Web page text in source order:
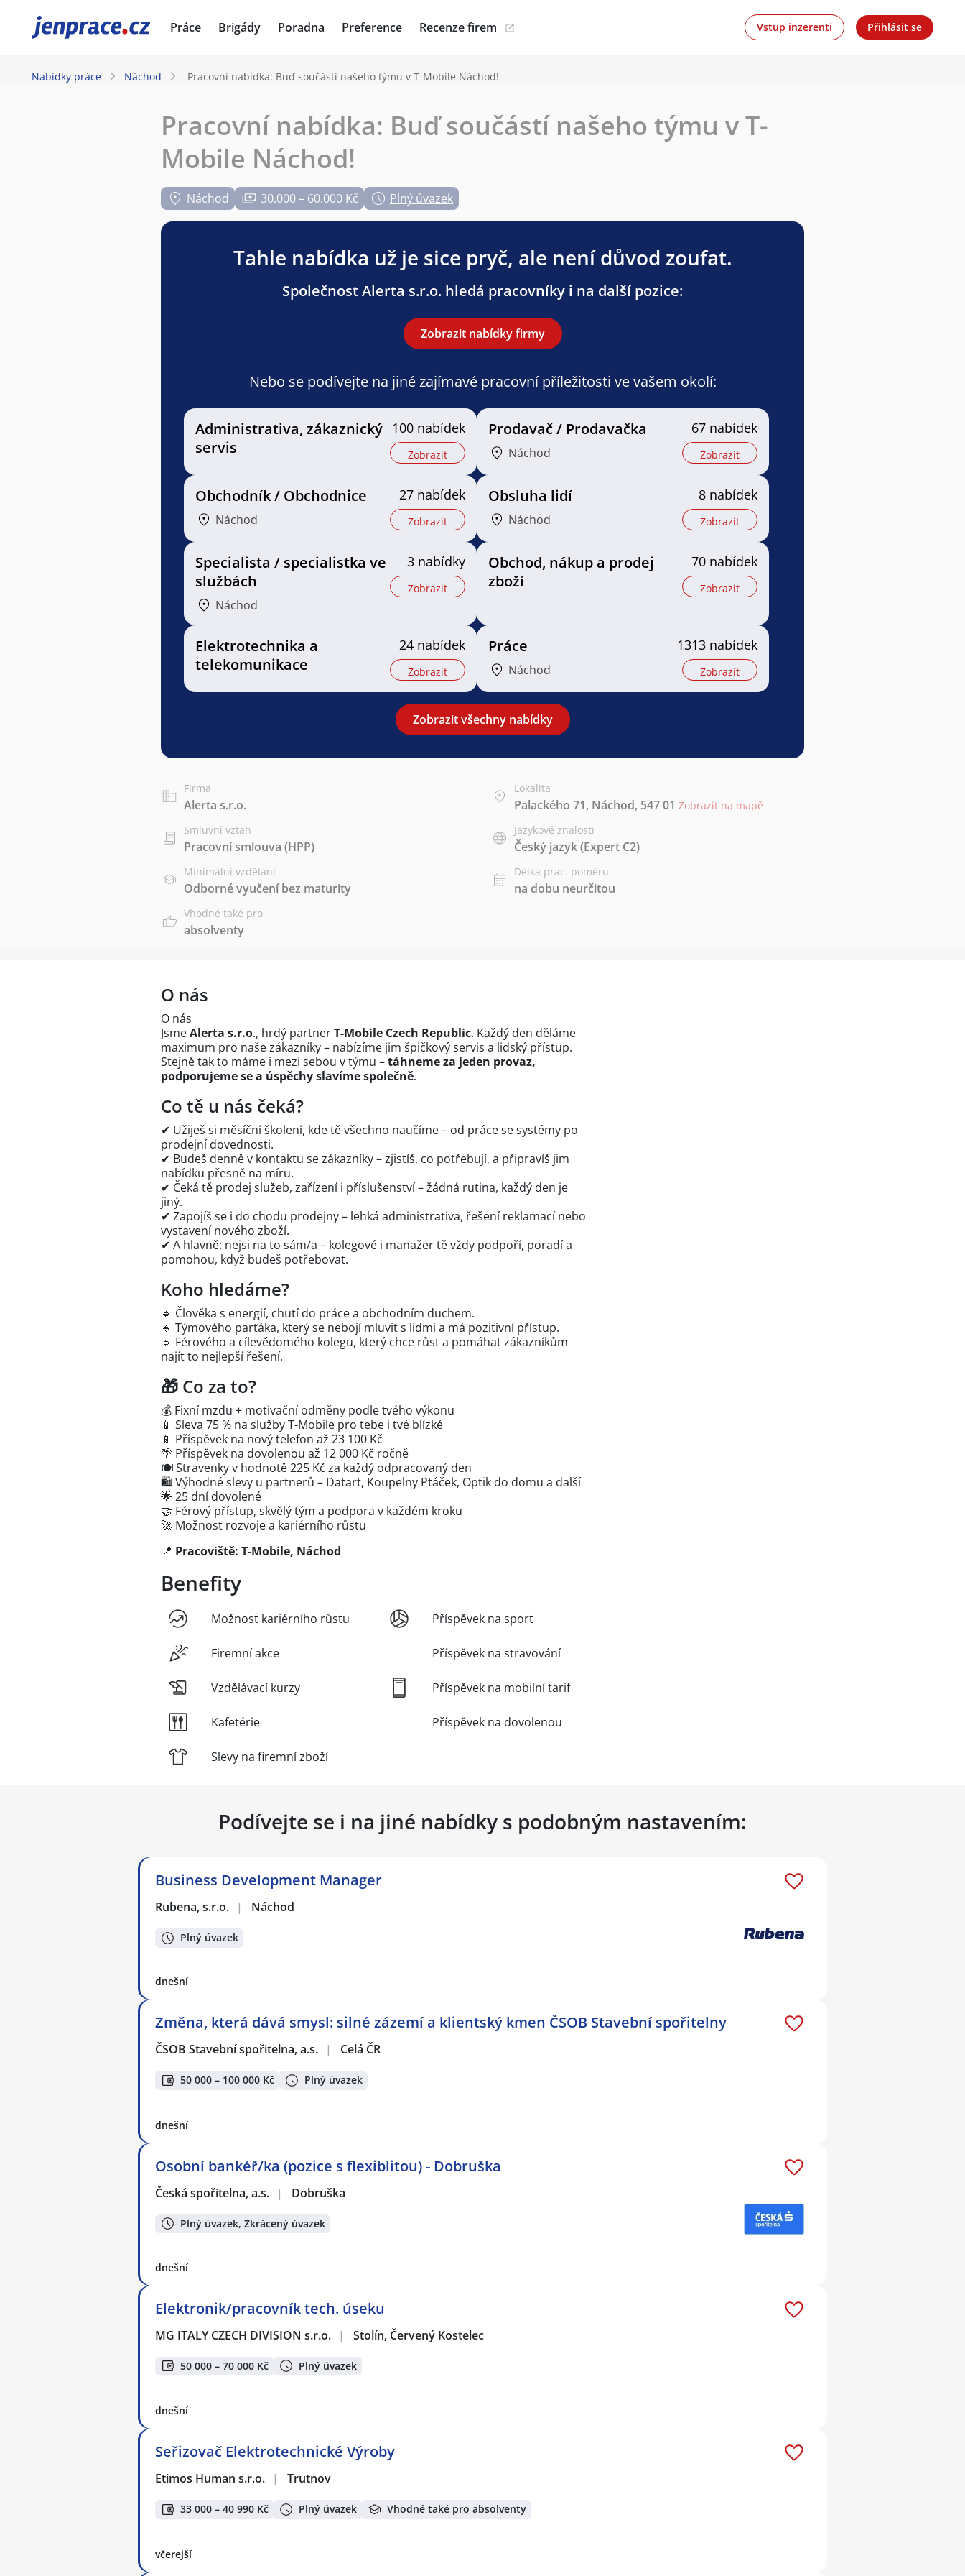
JenPráce.cz Práce Brigády Poradna Preference Recenze firem Vstup inzerenti Přihlásit se
Nabídky práce Náchod Pracovní nabídka: Buď součástí našeho týmu v T-Mobile Náchod!
Pracovní nabídka: Buď součástí našeho týmu v T-
Mobile Náchod!
Náchod 30.000 – 60.000 Kč Plný úvazek
Tahle nabídka už je sice pryč, ale není důvod zoufat.
Společnost Alerta s.r.o. hledá pracovníky i na další pozice:
Zobrazit nabídky firmy
Nebo se podívejte na jiné zajímavé pracovní příležitosti ve vašem okolí:
Administrativa, zákaznický
servis
100 nabídek
Zobrazit
Prodavač / Prodavačka
Náchod
67 nabídek
Zobrazit
Obchodník / Obchodnice
Náchod
27 nabídek
Zobrazit
Obsluha lidí
Náchod
8 nabídek
Zobrazit
Specialista / specialistka ve
službách
Náchod
3 nabídky
Zobrazit
Obchod, nákup a prodej
zboží
70 nabídek
Zobrazit
Elektrotechnika a
telekomunikace
24 nabídek
Zobrazit
Práce
Náchod
1313 nabídek
Zobrazit
Zobrazit všechny nabídky
Firma
Alerta s.r.o.
Lokalita
Palackého 71, Náchod, 547 01 Zobrazit na mapě
Smluvní vztah
Pracovní smlouva (HPP)
Jazykové znalosti
Český jazyk(Expert C2)
Minimální vzdělání
Odborné vyučení bez maturity
Délka prac. poměru
na dobu neurčitou
Vhodné také pro
absolventy
O nás
O nás
JsmeAlerta s.r.o., hrdý partnerT-Mobile Czech Republic. Každý den děláme
maximum pro naše zákazníky – nabízíme jim špičkový servis a lidský přístup.
Stejně tak to máme i mezi sebou v týmu –táhneme za jeden provaz,
podporujeme se a úspěchy slavíme společně.
Co tě u nás čeká?
✔ Užiješ si měsíční školení, kde tě všechno naučíme – od práce se systémy po
prodejní dovednosti.
✔ Budeš denně v kontaktu se zákazníky – zjistíš, co potřebují, a připravíš jim
nabídku přesně na míru.
✔ Čeká tě prodej služeb, zařízení i příslušenství – žádná rutina, každý den je
jiný.
✔ Zapojíš se i do chodu prodejny – lehká administrativa, řešení reklamací nebo
vystavení nového zboží.
✔ A hlavně: nejsi na to sám/a – kolegové i manažer tě vždy podpoří, poradí a
pomohou, když budeš potřebovat.
Koho hledáme?
🔹 Člověka s energií, chutí do práce a obchodním duchem.
🔹 Týmového parťáka, který se nebojí mluvit s lidmi a má pozitivní přístup.
🔹 Férového a cílevědomého kolegu, který chce růst a pomáhat zákazníkům
najít to nejlepší řešení.
🎁 Co za to?
💰 Fixní mzdu + motivační odměny podle tvého výkonu
📱 Sleva 75 % na služby T-Mobile pro tebe i tvé blízké
📱 Příspěvek na nový telefon až 23 100 Kč
🌴 Příspěvek na dovolenou až 12 000 Kč ročně
🍽️ Stravenky v hodnotě 225 Kč za každý odpracovaný den
🛍️ Výhodné slevy u partnerů – Datart, Koupelny Ptáček, Optik do domu a další
🌟 25 dní dovolené
🤝 Férový přístup, skvělý tým a podpora v každém kroku
🚀 Možnost rozvoje a kariérního růstu
📍 Pracoviště: T-Mobile, Náchod
Benefity
Možnost kariérního růstu
Firemní akce
Vzdělávací kurzy
Kafetérie
Slevy na firemní zboží
Příspěvek na sport
Příspěvek na stravování
Příspěvek na mobilní tarif
Příspěvek na dovolenou
Podívejte se i na jiné nabídky s podobným nastavením:
Business Development Manager
Rubena, s.r.o. | Náchod
Plný úvazek
dnešní
Změna, která dává smysl: silné zázemí a klientský kmen ČSOB Stavební spořitelny
ČSOB Stavební spořitelna, a.s. | Celá ČR
50 000 – 100 000 Kč Plný úvazek
dnešní
Osobní bankéř/ka (pozice s flexiblitou) - Dobruška
Česká spořitelna, a.s. | Dobruška
Plný úvazek, Zkrácený úvazek
dnešní
Elektronik/pracovník tech. úseku
MG ITALY CZECH DIVISION s.r.o. | Stolín, Červený Kostelec
50 000 – 70 000 Kč Plný úvazek
dnešní
Seřizovač Elektrotechnické Výroby
Etimos Human s.r.o. | Trutnov
33 000 – 40 990 Kč Plný úvazek Vhodné také pro absolventy
včerejší